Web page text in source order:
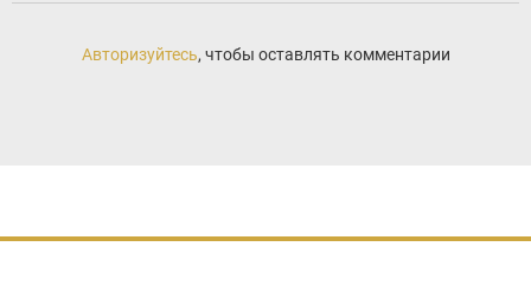
Авторизуйтесь, чтобы оставлять комментарии